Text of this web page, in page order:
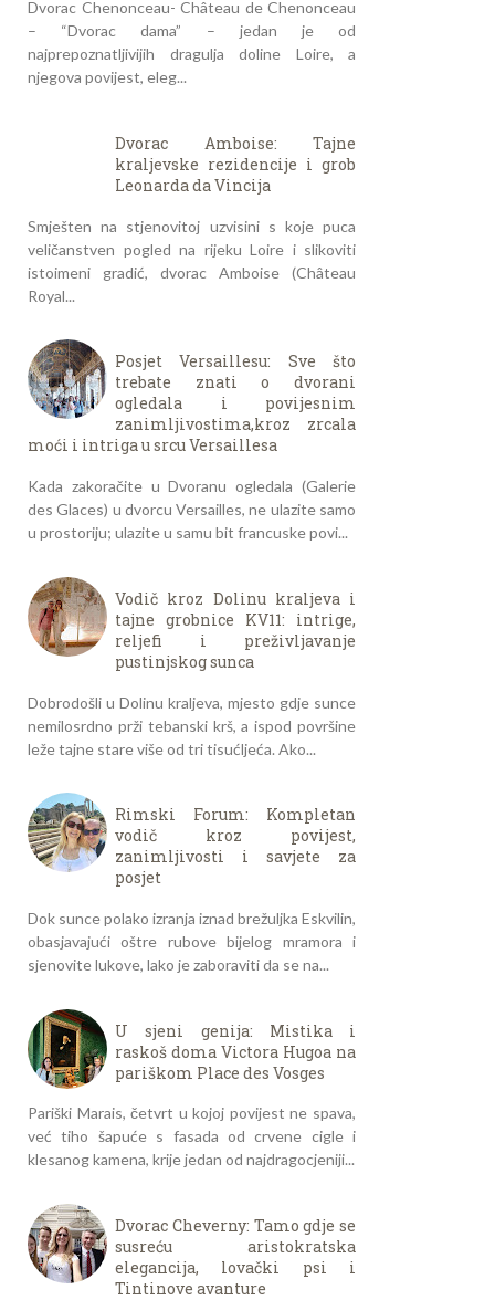
Dvorac Chenonceau- Château de Chenonceau
– “Dvorac dama” – jedan je od
najprepoznatljivijih dragulja doline Loire, a
njegova povijest, eleg...
Dvorac Amboise: Tajne
kraljevske rezidencije i grob
Leonarda da Vincija
Smješten na stjenovitoj uzvisini s koje puca
veličanstven pogled na rijeku Loire i slikoviti
istoimeni gradić, dvorac Amboise (Château
Royal...
Posjet Versaillesu: Sve što
trebate znati o dvorani
ogledala i povijesnim
zanimljivostima,kroz zrcala
moći i intriga u srcu Versaillesa
Kada zakoračite u Dvoranu ogledala (Galerie
des Glaces) u dvorcu Versailles, ne ulazite samo
u prostoriju; ulazite u samu bit francuske povi...
Vodič kroz Dolinu kraljeva i
tajne grobnice KV11: intrige,
reljefi i preživljavanje
pustinjskog sunca
Dobrodošli u Dolinu kraljeva, mjesto gdje sunce
nemilosrdno prži tebanski krš, a ispod površine
leže tajne stare više od tri tisućljeća. Ako...
Rimski Forum: Kompletan
vodič kroz povijest,
zanimljivosti i savjete za
posjet
Dok sunce polako izranja iznad brežuljka Eskvilin,
obasjavajući oštre rubove bijelog mramora i
sjenovite lukove, lako je zaboraviti da se na...
U sjeni genija: Mistika i
raskoš doma Victora Hugoa na
pariškom Place des Vosges
Pariški Marais, četvrt u kojoj povijest ne spava,
već tiho šapuće s fasada od crvene cigle i
klesanog kamena, krije jedan od najdragocjeniji...
Dvorac Cheverny: Tamo gdje se
susreću aristokratska
elegancija, lovački psi i
Tintinove avanture